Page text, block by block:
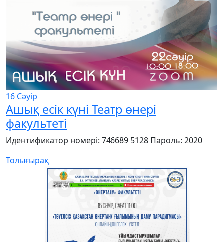
16 Сәуір
Ашық есік күні Театр өнері
факультеті
Идентификатор номері: 746689 5128 Пароль: 2020
Толығырақ